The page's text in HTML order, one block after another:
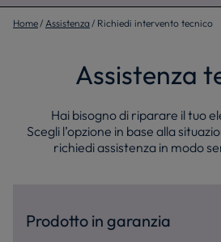
Home Assistenza Richiedi intervento tecnico
Assistenza
Hai bisogno di riparare il tuo
Scegli l’opzione in base alla
richiedi assistenza in modo
Prodotto in garanzia